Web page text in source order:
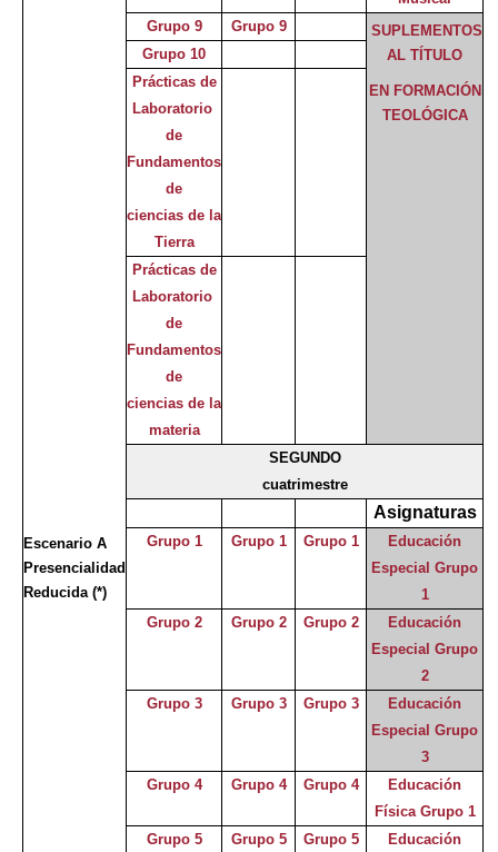
Escenario A
Presencialidad
Reducida(*)
Grupo 9
Grupo 9
SUPLEMENTOS
AL TÍTULO
EN FORMACIÓN
TEOLÓGICA
Grupo 10
Prácticas de
Laboratorio
de
Fundamentos
de
ciencias de la
Tierra
Prácticas de
Laboratorio
de
Fundamentos
de
ciencias de la
materia
SEGUNDO
cuatrimestre
Asignaturas
Grupo 1 Grupo 1 Grupo 1
Educación
Especial Grupo
1
Grupo 2
Grupo 2 Grupo 2
Educación
Especial Grupo
2
Grupo 3
Grupo 3 Grupo 3
Educación
Especial Grupo
3
Grupo 4
Grupo 4 Grupo 4
Educación
Física Grupo 1
Grupo 5
Grupo 5 Grupo 5
Educación